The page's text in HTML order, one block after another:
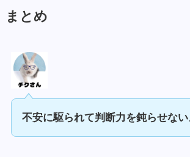
まとめ
不安に駆られて判断力を鈍らせない